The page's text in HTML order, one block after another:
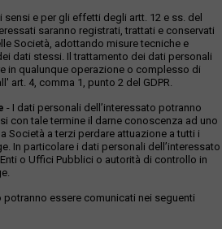
sensi e per gli effetti degli artt. 12 e ss. del
saranno registrati, trattati e conservati
Società, adottando misure tecniche e
dati stessi. Il trattamento dei dati personali
in qualunque operazione o complesso di
art. 4, comma 1, punto 2 del GDPR.
- I dati personali dell’interessato potranno
con tale termine il darne conoscenza ad uno
Società a terzi perdare attuazione a tutti i
In particolare i dati personali dell’interessato
o Uffici Pubblici o autorità di controllo in
potranno essere comunicati nei seguenti